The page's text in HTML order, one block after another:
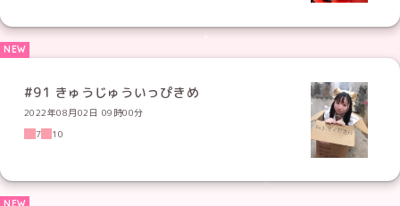
#91 きゅうじゅういっぴきめ
2022年08月02日 09時00分
7
10